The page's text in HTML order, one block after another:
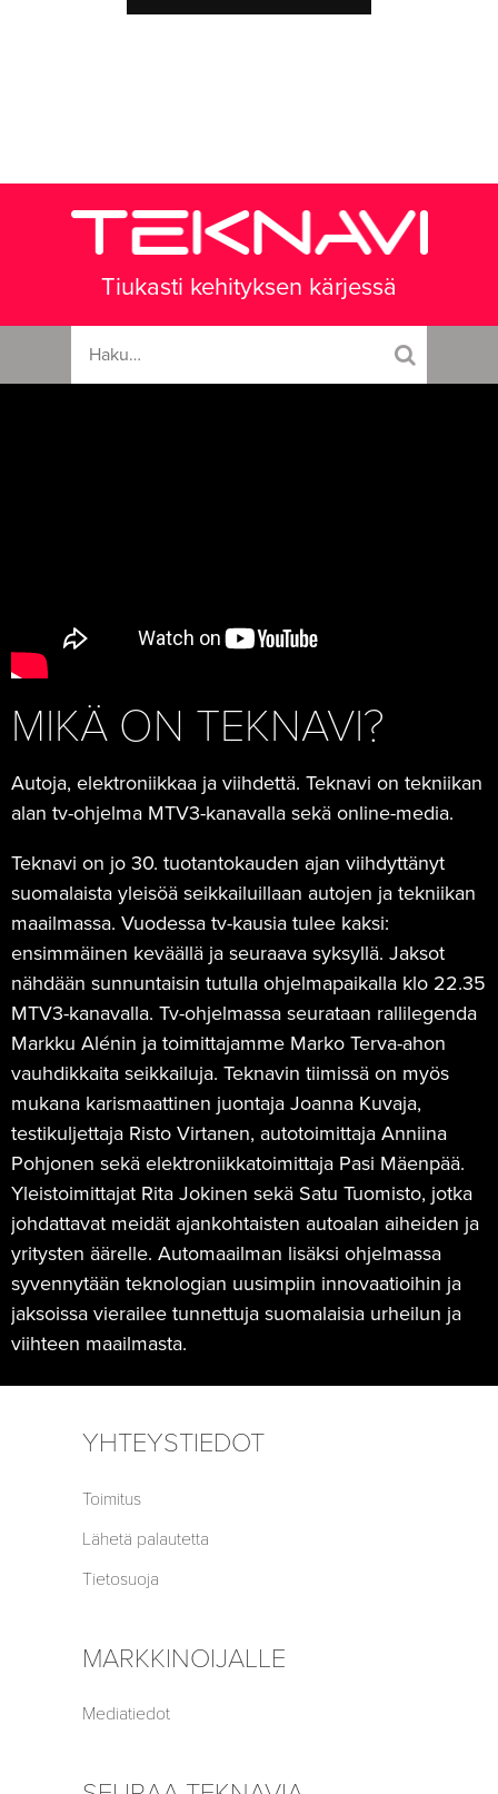
Tiukasti kehityksen kärjessä
MIKÄ ON TEKNAVI?
Autoja, elektroniikkaa ja viihdettä. Teknavi on tekniikan
alan tv-ohjelma MTV3-kanavalla sekä online-media.
Teknavi on jo 30. tuotantokauden ajan viihdyttänyt
suomalaista yleisöä seikkailuillaan autojen ja tekniikan
maailmassa. Vuodessa tv-kausia tulee kaksi:
ensimmäinen keväällä ja seuraava syksyllä. Jaksot
nähdään sunnuntaisin tutulla ohjelmapaikalla klo 22.35
MTV3-kanavalla. Tv-ohjelmassa seurataan rallilegenda
Markku Alénin ja toimittajamme Marko Terva-ahon
vauhdikkaita seikkailuja. Teknavin tiimissä on myös
mukana karismaattinen juontaja Joanna Kuvaja,
testikuljettaja Risto Virtanen, autotoimittaja Anniina
Pohjonen sekä elektroniikkatoimittaja Pasi Mäenpää.
Yleistoimittajat Rita Jokinen sekä Satu Tuomisto, jotka
johdattavat meidät ajankohtaisten autoalan aiheiden ja
yritysten äärelle. Automaailman lisäksi ohjelmassa
syvennytään teknologian uusimpiin innovaatioihin ja
jaksoissa vierailee tunnettuja suomalaisia urheilun ja
viihteen maailmasta.
YHTEYSTIEDOT
Toimitus
Lähetä palautetta
Tietosuoja
MARKKINOIJALLE
Mediatiedot